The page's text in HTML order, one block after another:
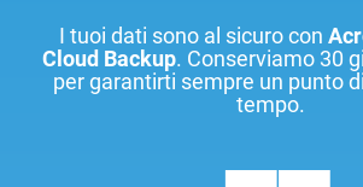
I tuoi dati sono al sicuro con
Cloud Backup. Conserviamo 30
per garantirti sempre un punto
tempo.